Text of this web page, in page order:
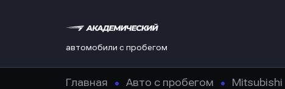
автомобили с пробегом
Главная Авто с пробегом Mitsubishi